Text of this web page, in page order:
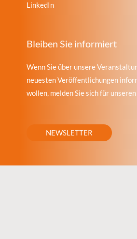
LinkedIn
Bleiben Sie informiert
Wenn Sie über unsere
neuesten Veröffentlichungen
wollen, melden Sie sich für
NEWSLETTER